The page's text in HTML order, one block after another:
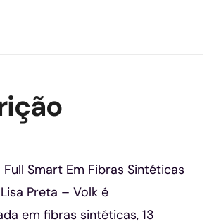
Smart Em Fibras Sintéticas
Preta – Volk é
em fibras sintéticas, 13